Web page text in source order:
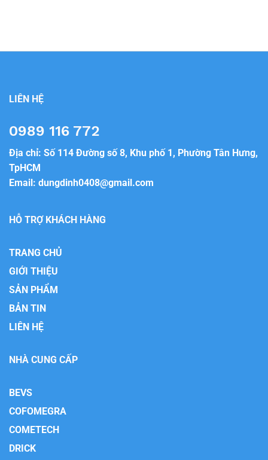
LIÊN HỆ
0989 116 772
Địa chỉ: Số 114 Đường số 8, Khu phố 1, Phường Tân Hưng,
TpHCM
Email: dungdinh0408@gmail.com
HỖ TRỢ KHÁCH HÀNG
TRANG CHỦ
GIỚI THIỆU
SẢN PHẨM
BẢN TIN
LIÊN HỆ
NHÀ CUNG CẤP
BEVS
COFOMEGRA
COMETECH
DRICK